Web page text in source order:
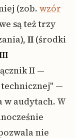
(zob. wzór
są też trzy
II (środki
II —
technicznej" —
w audytach. W
nie